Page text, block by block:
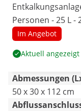
Personen - 25 L -
Im Angebot
Aktuell angezeigt
Abmessungen
50 x 30 x 112 cm